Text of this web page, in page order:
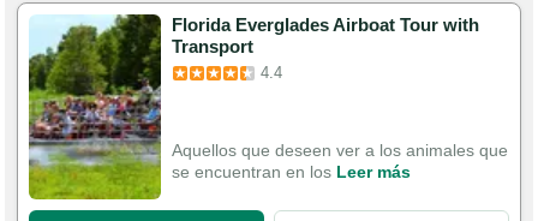
Florida Everglades Airboat Tour with
Transport
4.4
Aquellos que deseen ver a los animales que
se encuentran en los Leer más